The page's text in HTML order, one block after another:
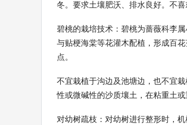
冬。要求土壤肥沃、排水良好。不
碧桃的栽培技术：碧桃为蔷薇科李
与贴梗海棠等花灌木配植，形成百
点。
不宜栽植于沟边及池塘边，也不宜
性或微碱性的沙质壤土，在粘重土
对幼树疏枝：对幼树进行整形时，